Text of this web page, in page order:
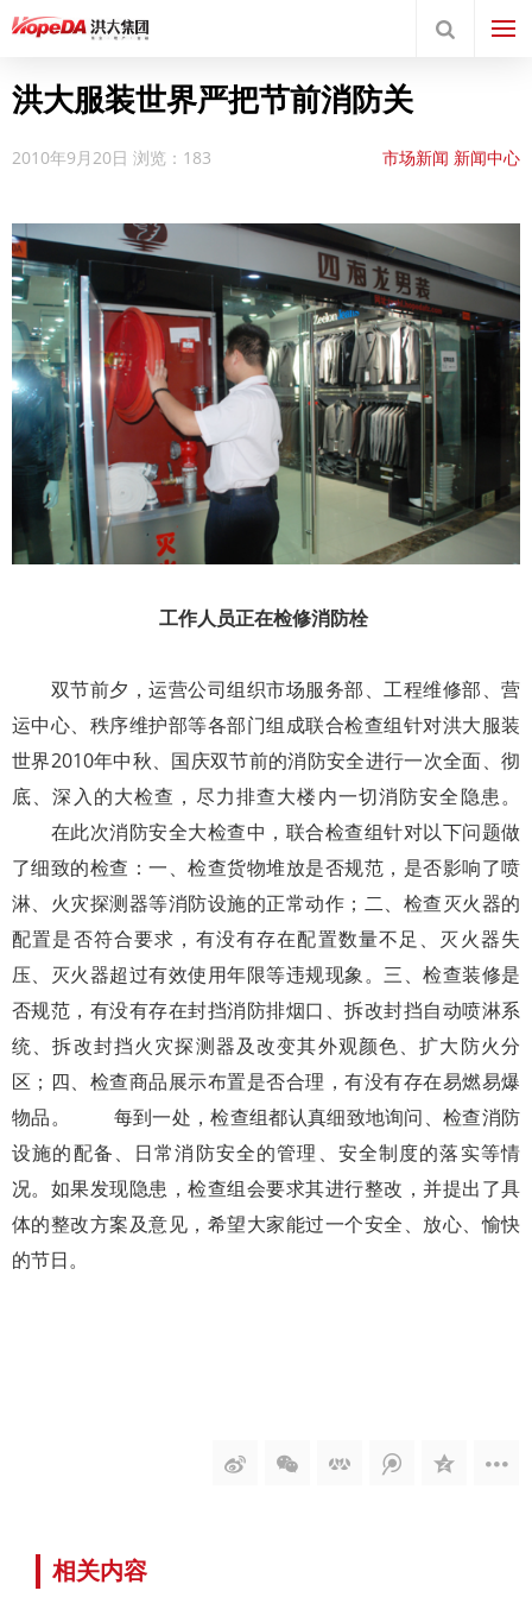
洪大服装世界严把节前消防关
2010年9月20日 浏览：183 市场新闻 新闻中心
工作人员正在检修消防栓
双节前夕，运营公司组织市场服务部、工程维修部、营
运中心、秩序维护部等各部门组成联合检查组针对洪大服装
世界2010年中秋、国庆双节前的消防安全进行一次全面、彻
底、深入的大检查，尽力排查大楼内一切消防安全隐患。
在此次消防安全大检查中，联合检查组针对以下问题做
了细致的检查：一、检查货物堆放是否规范，是否影响了喷
淋、火灾探测器等消防设施的正常动作；二、检查灭火器的
配置是否符合要求，有没有存在配置数量不足、灭火器失
压、灭火器超过有效使用年限等违规现象。三、检查装修是
否规范，有没有存在封挡消防排烟口、拆改封挡自动喷淋系
统、拆改封挡火灾探测器及改变其外观颜色、扩大防火分
区；四、检查商品展示布置是否合理，有没有存在易燃易爆
物品。 每到一处，检查组都认真细致地询问、检查消防
设施的配备、日常消防安全的管理、安全制度的落实等情
况。如果发现隐患，检查组会要求其进行整改，并提出了具
体的整改方案及意见，希望大家能过一个安全、放心、愉快
的节日。
相关内容